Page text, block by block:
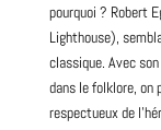
pourquoi ? Robert
Lighthouse),
classique. Avec
dans le folklore, on
respectueux de